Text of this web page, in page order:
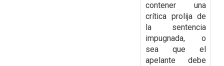
contener una
crítica prolija de
la sentencia
impugnada, o
sea que el
apelante debe